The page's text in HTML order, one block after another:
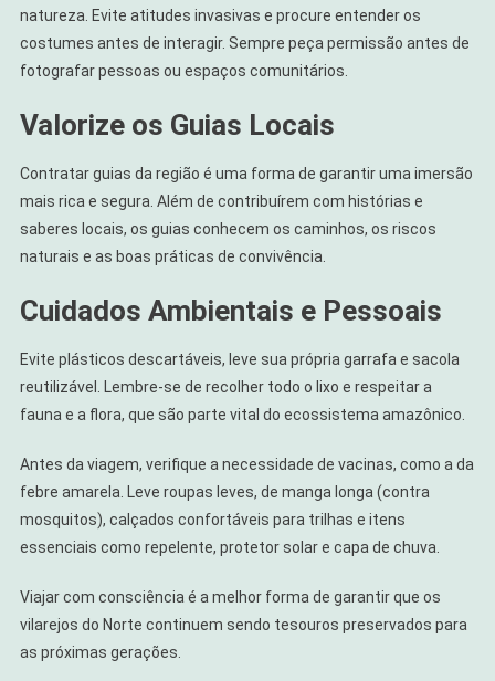
natureza. Evite atitudes invasivas e procure entender os
costumes antes de interagir. Sempre peça permissão antes de
fotografar pessoas ou espaços comunitários.
Valorize os Guias Locais
Contratar guias da região é uma forma de garantir uma imersão
mais rica e segura. Além de contribuírem com histórias e
saberes locais, os guias conhecem os caminhos, os riscos
naturais e as boas práticas de convivência.
Cuidados Ambientais e Pessoais
Evite plásticos descartáveis, leve sua própria garrafa e sacola
reutilizável. Lembre-se de recolher todo o lixo e respeitar a
fauna e a flora, que são parte vital do ecossistema amazônico.
Antes da viagem, verifique a necessidade de vacinas, como a da
febre amarela. Leve roupas leves, de manga longa (contra
mosquitos), calçados confortáveis para trilhas e itens
essenciais como repelente, protetor solar e capa de chuva.
Viajar com consciência é a melhor forma de garantir que os
vilarejos do Norte continuem sendo tesouros preservados para
as próximas gerações.